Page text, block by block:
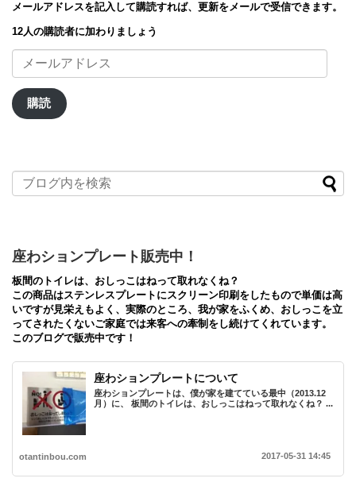
メールアドレスを記入して購読すれば、更新をメールで受信できます。
12人の購読者に加わりましょう
メ
ア
ド
購読
座わションプレート販売中！
板間のトイレは、おしっこはねって取れなくね？
この商品はステンレスプレートにスクリーン印刷をしたもので単価は高
いですが見栄えもよく、実際のところ、我が家をふくめ、おしっこを立
ってされたくないご家庭では来客への牽制をし続けてくれています。
このブログで販売中です！
座わションプレートについて
座わションプレートは、僕が家を建てている最中（2013.12
月）に、 板間のトイレは、おしっこはねって取れなくね？ ...
otantinbou.com 2017-05-31 14:45